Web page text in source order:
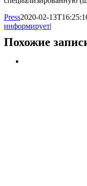
Press2020-02-
информирует|
Похожие